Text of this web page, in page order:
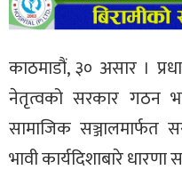
काठमाडौं, ३० असार ।
नेतृत्वको सरकार गठन
सामाजिक सञ्जालमार्फत
भावी कार्यदिशाबारे